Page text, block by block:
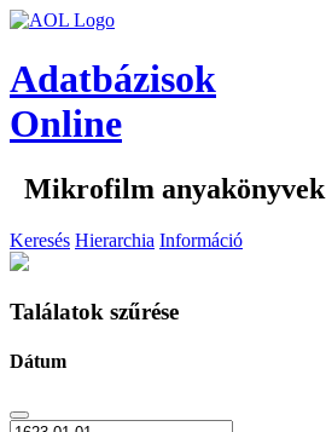
Adatbázisok
Online
Mikrofilm anyakönyvek
Keresés Hierarchia Információ
Találatok szűrése
Dátum